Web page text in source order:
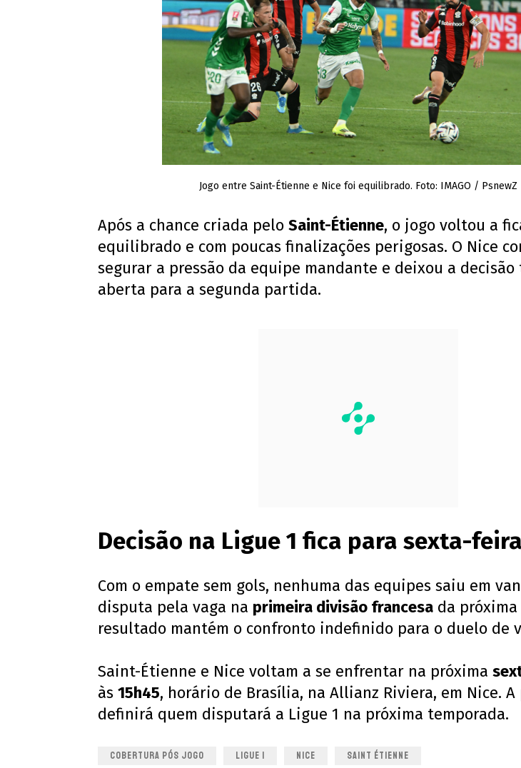
Jogo entre Saint-Étienne e Nice foi equilibrado. Foto: IMAGO / PsnewZ
Após a chance criada pelo Saint-Étienne, o jogo voltou a
equilibrado e com poucas finalizações perigosas. O Nice
segurar a pressão da equipe mandante e deixou a
aberta para a segunda partida.
Decisão na Ligue 1 fica para sexta-feira
Com o empate sem gols, nenhuma das equipes saiu em
disputa pela vaga na primeira divisão francesa da
resultado mantém o confronto indefinido para o duelo de
Saint-Étienne e Nice voltam a se enfrentar na próxima
às 15h45, horário de Brasília, na Allianz Riviera, em Nice.
definirá quem disputará a Ligue 1 na próxima temporada.
COBERTURA PÓS JOGO LIGUE 1 NICE SAINT ÉTIENNE